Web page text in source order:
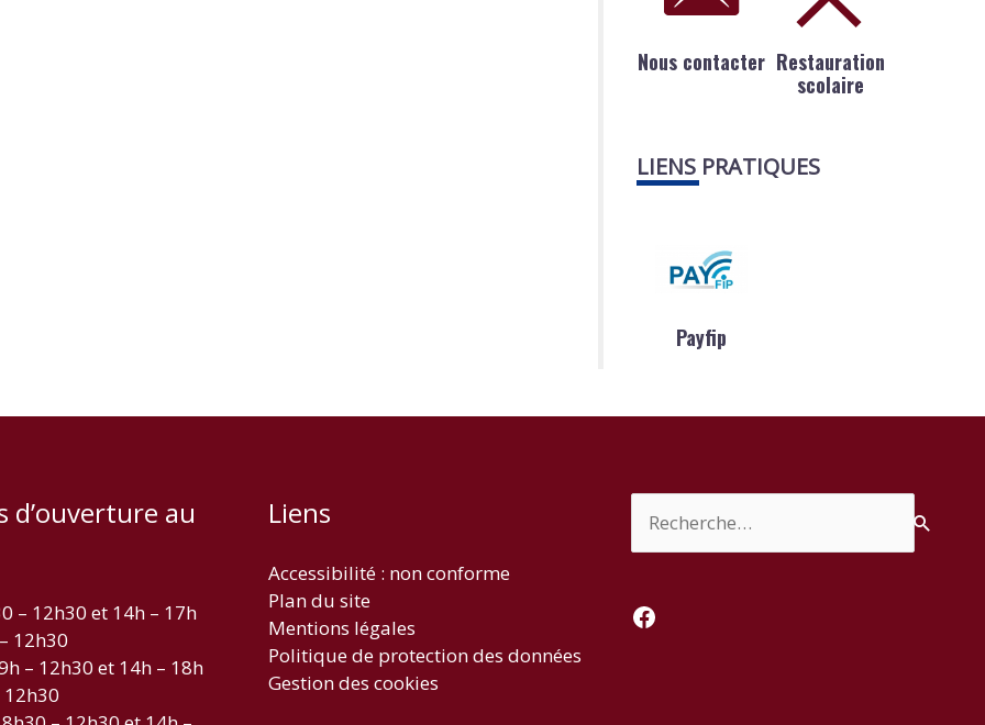
Nous contacter Restauration
scolaire
LIENS PRATIQUES
Payfip
d’ouverture au
– 12h30 et 14h – 17h
12h30
– 12h30 et 14h – 18h
12h30
Liens
Accessibilité : non conforme
Plan du site
Mentions légales
Politique de protection des données
Gestion des cookies
Facebook